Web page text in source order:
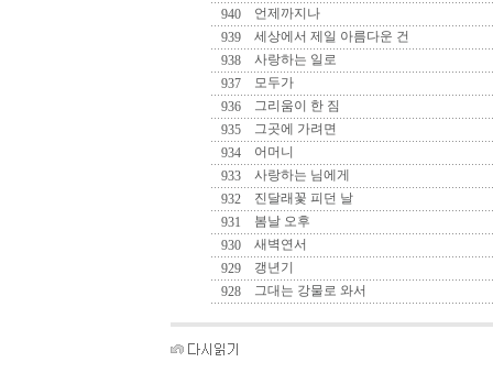
940
언제까지나
939
세상에서 제일 아름다운 건
938
사랑하는 일로
937
모두가
936
그리움이 한 짐
935
그곳에 가려면
934
어머니
933
사랑하는 님에게
932
진달래꽃 피던 날
931
봄날 오후
930
새벽연서
929
갱년기
928
그대는 강물로 와서